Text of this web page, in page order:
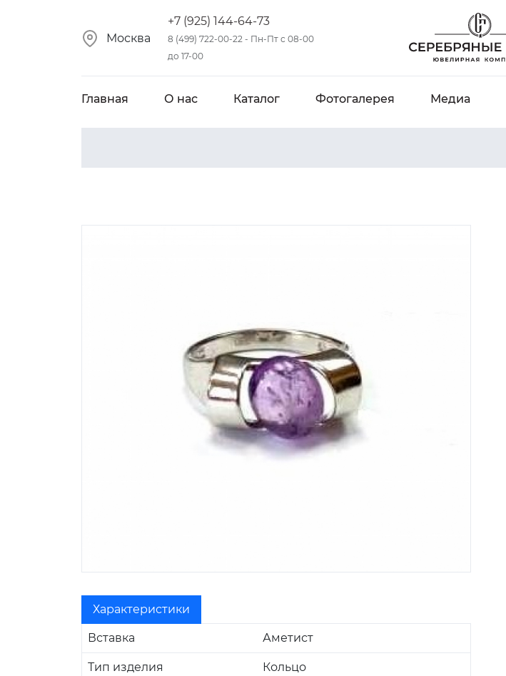
Москва
+7 (925) 144-64-73
8 (499) 722-00-22 - Пн-Пт с 08-00
до 17-00
Главная О нас Каталог Фотогалерея Медиа
Характеристики
Вставка Аметист
Тип изделия Кольцо